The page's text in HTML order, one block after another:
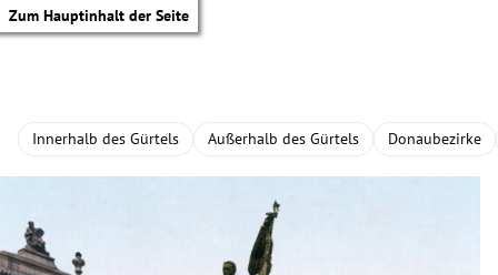
Zum Hauptinhalt der Seite
Innerhalb des Gürtels Außerhalb des Gürtels Donaubezirke